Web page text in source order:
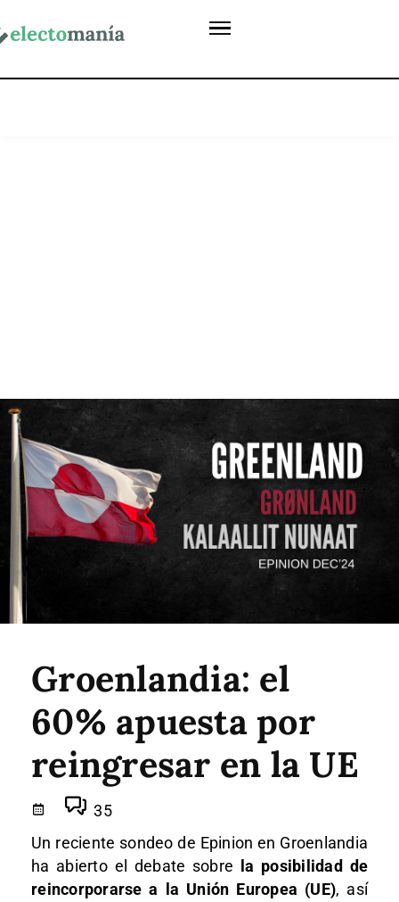
Groenlandia: el
60% apuesta por
reingresar en la UE
35
Un reciente sondeo de Epinion en Groenlandia
ha abierto el debate sobre
la posibilidad de
reincorporarse a la Unión Europea (UE), así